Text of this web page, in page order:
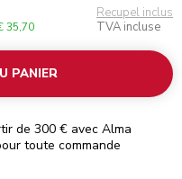
35,70
Recupel inclus
TVA incluse
PANIER
de 300 € avec Alma
toute commande